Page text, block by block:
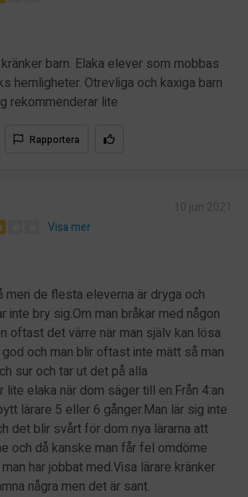
barn. Elaka elever som mobbas
hemligheter. Otrevliga och kaxiga barn
rekommenderar lite
Rapportera
Visa mer
men de flesta eleverna är dryga och
inte bry sig.Om man bråkar med någon
oftast det värre när man själv kan lösa
och man blir oftast inte mätt så man
sur och tar ut det på alla
lite elaka när dom säger till en.Från 4:an
lärare 5 eller 6 gånger.Man lär sig inte
det blir svårt för dom nya lärarna att
och då kanske man får fel omdöme
har jobbat med.Visa lärare kränker
några men det är sant.